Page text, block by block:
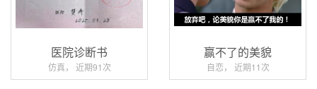
医院诊断书
仿真， 近期91次
赢不了的美貌
自恋， 近期11次